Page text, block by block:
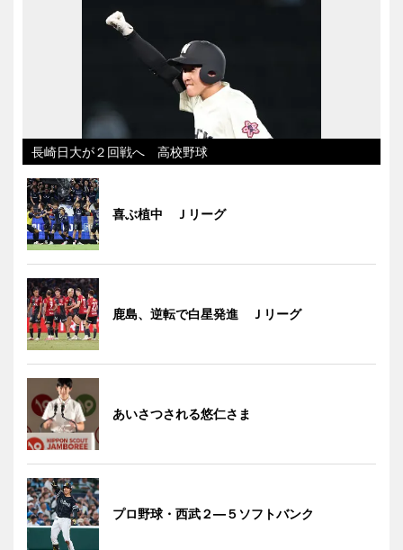
長崎日大が２回戦へ 高校野球
喜ぶ植中 Ｊリーグ
鹿島、逆転で白星発進 Ｊリーグ
あいさつされる悠仁さま
プロ野球・西武２―５ソフトバンク